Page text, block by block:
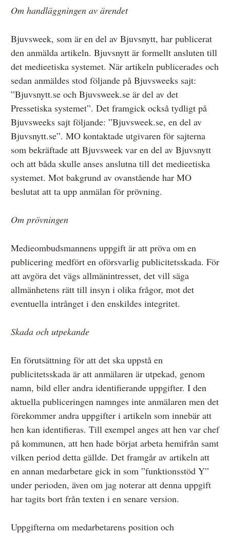
Om handläggningen av ärendet
Bjuvsweek, som är en del av Bjuvsnytt, har publicerat
den anmälda artikeln. Bjuvsnytt är formellt ansluten till
det medieetiska systemet. När artikeln publicerades och
sedan anmäldes stod följande på Bjuvsweeks sajt:
”Bjuvsnytt.se och Bjuvsweek.se är del av det
Pressetiska systemet”. Det framgick också tydligt på
Bjuvsweeks sajt följande: ”Bjuvsweek.se, en del av
Bjuvsnytt.se”. MO kontaktade utgivaren för sajterna
som bekräftade att Bjuvsweek var en del av Bjuvsnytt
och att båda skulle anses anslutna till det medieetiska
systemet. Mot bakgrund av ovanstående har MO
beslutat att ta upp anmälan för prövning.
Om prövningen
Medieombudsmannens uppgift är att pröva om en
publicering medfört en oförsvarlig publicitetsskada. För
att avgöra det vägs allmänintresset, det vill säga
allmänhetens rätt till insyn i olika frågor, mot det
eventuella intrånget i den enskildes integritet.
Skada och utpekande
En förutsättning för att det ska uppstå en
publicitetsskada är att anmälaren är utpekad, genom
namn, bild eller andra identifierande uppgifter. I den
aktuella publiceringen namnges inte anmälaren men det
förekommer andra uppgifter i artikeln som innebär att
hen kan identifieras. Till exempel anges att hen var chef
på kommunen, att hen hade börjat arbeta hemifrån samt
vilken period detta gällde. Det framgår av artikeln att
en annan medarbetare gick in som ”funktionsstöd Y”
under perioden, även om jag noterar att denna uppgift
har tagits bort från texten i en senare version.
Uppgifterna om medarbetarens position och